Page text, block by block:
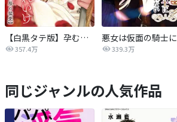
【白黒タテ版】孕むまで乱れいけ～身代わり花嫁と軍服の猛愛
357.4万 339.3万
同じジャンルの人気作品